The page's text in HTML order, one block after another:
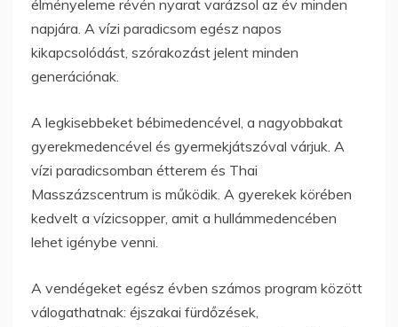
élményeleme révén nyarat varázsol az év minden
napjára. A vízi paradicsom egész napos
kikapcsolódást, szórakozást jelent minden
generációnak.
A legkisebbeket bébimedencével, a nagyobbakat
gyerekmedencével és gyermekjátszóval várjuk. A
vízi paradicsomban étterem és Thai
Masszázscentrum is működik. A gyerekek körében
kedvelt a vízicsopper, amit a hullámmedencében
lehet igénybe venni.
A vendégeket egész évben számos program között
válogathatnak: éjszakai fürdőzések,